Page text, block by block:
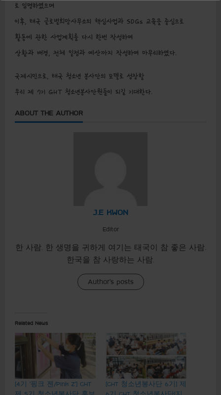
로 임명하였으며
이후, 태국 글로벌희망사무소의 핵심사업과 SDGs 교육을 중심으로
활동에 관한 사업계획를 다시 한번 작성하여
상황과 배경, 전체 일정과 예산까지 작성하여 마무리하였다.
국제시민으로, 태국 청소년 봉사단의 모델로 성장할
우리 제 7기 GHT 청소년봉사단원들이 되길 기대한다.
ABOUT THE AUTHOR
J.E KWON
Editor
한 사람. 한 생명을 귀하게 여기는 태국이 참 좋은 사람.
한국을 참 사랑하는 사람.
Author's posts
Related News
[4기 ‘핑크 젠/Pink Z’] GHT
[GHT 청소년봉사단 6기] 제